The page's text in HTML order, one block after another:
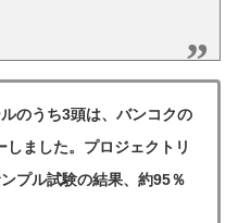
のうち3頭は、バンコクの
ました。プロジェクトリ
プル試験の結果、約95％